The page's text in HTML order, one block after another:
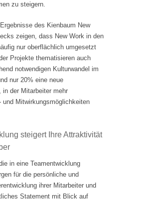
zu steigern.
des Kienbaum New
zeigen, dass New Work in den
nur oberflächlich umgesetzt
Projekte thematisieren auch
notwendigen Kulturwandel im
nur 20% eine neue
in der Mitarbeiter mehr
und Mitwirkungsmöglichkeiten
steigert Ihre Attraktivität
in eine Teamentwicklung
für die persönliche und
ihrer Mitarbeiter und
Statement mit Blick auf